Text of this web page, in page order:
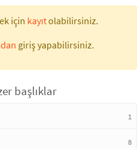
için kayıtolabilirsiniz.
giriş yapabilirsiniz.
başlıklar
1
8